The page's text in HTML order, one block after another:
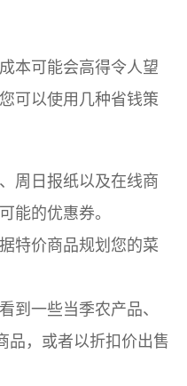
本可能会高得令人望
可以使用几种省钱策
周日报纸以及在线商
能的优惠券。
特价商品规划您的菜
到一些当季农产品、
品，或者以折扣价出售